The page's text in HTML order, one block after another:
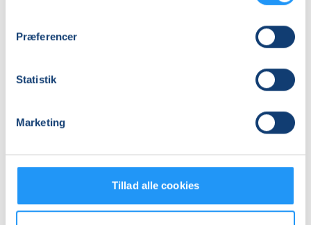
Præferencer
Statistik
Marketing
Tillad alle cookies